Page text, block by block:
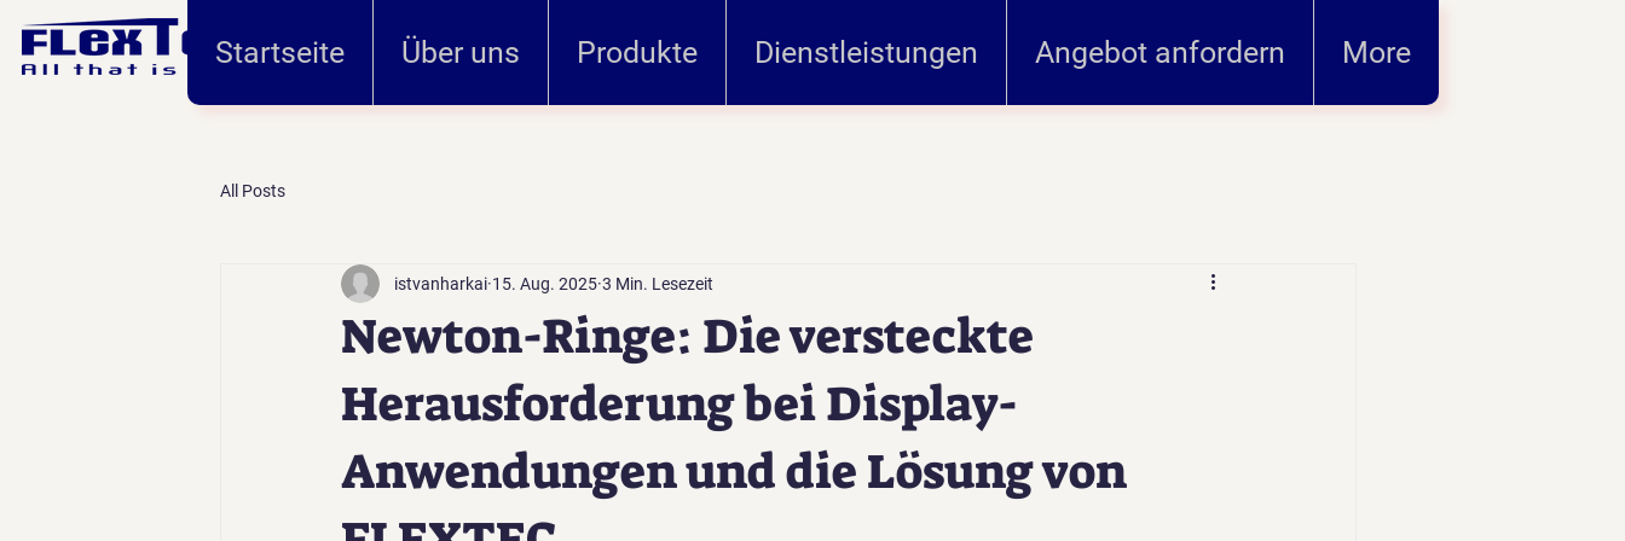
Startseite Über uns Produkte Dienstleistungen Angebot anfordern More
All Posts
Newton-Ringe: Die versteckte
Herausforderung bei Display-
Anwendungen und die Lösung von
istvanharkai 15. Aug. 2025 3 Min. Lesezeit